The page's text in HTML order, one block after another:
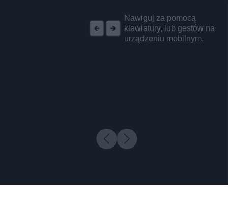
Nawiguj za pomocą
klawiatury, lub gestów na
urządzeniu mobilnym.